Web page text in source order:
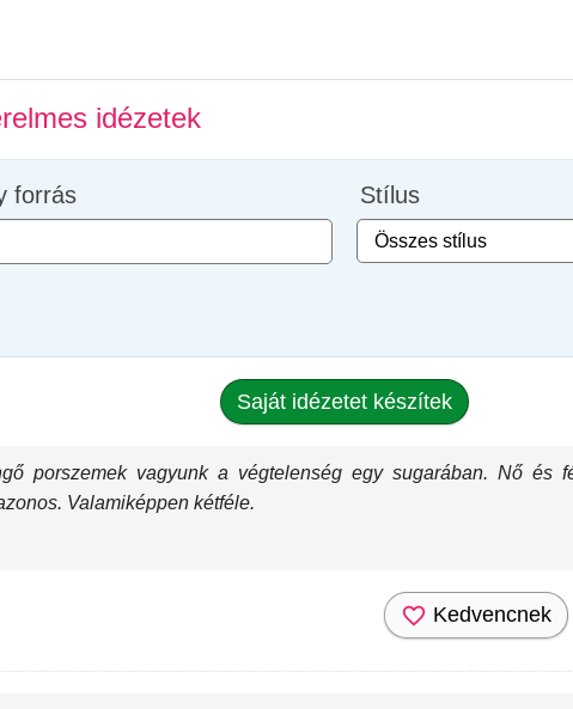
idézetek
forrás Stílus
Saját idézetet készítek
porszemek vagyunk a végtelenség egy sugarában. Nő és
Valamiképpen kétféle.
Kedvencnek